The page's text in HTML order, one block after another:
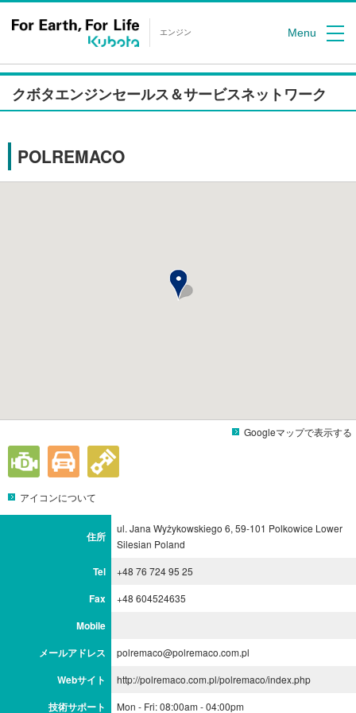
エンジン Menu
クボタエンジンセールス＆サービスネットワーク
POLREMACO
Googleマップで表示する
アイコンについて
住所
ul. Jana Wyżykowskiego 6, 59-101 Polkowice Lower
Silesian Poland
Tel +48 76 724 95 25
Fax +48 604524635
Mobile
メールアドレス
polremaco@polremaco.com.pl
Webサイト http://polremaco.com.pl/polremaco/index.php
技術サポート Mon - Fri: 08:00am - 04:00pm